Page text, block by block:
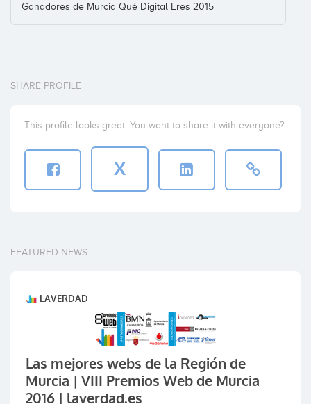
Ganadores de Murcia Qué Digital Eres 2015
SHARE PROFILE
This profile looks great. You want to share it with everyone?
X
FEATURED NEWS